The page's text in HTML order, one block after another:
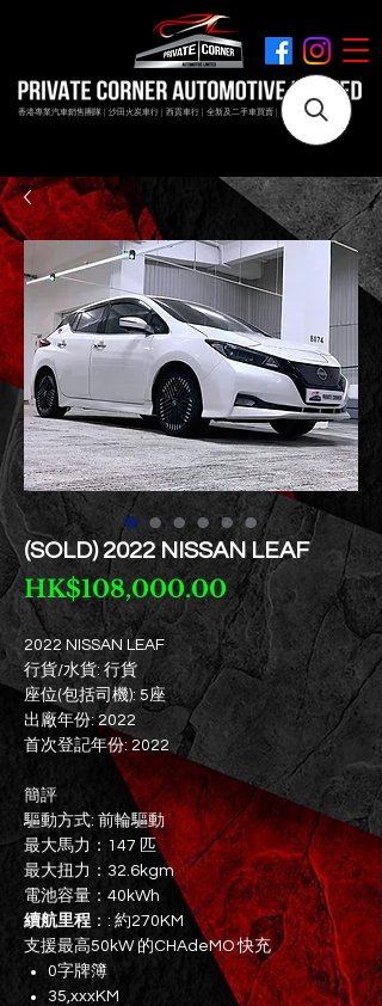
香港專業汽車銷售團隊 | 沙田火炭車行 | 西貢車行 | 全新及二手車買賣 | 最短時間極速成交
(SOLD) 2022 NISSAN LEAF
HK$108,000.00價
格
2022 NISSAN LEAF
行貨/水貨: 行貨
座位(包括司機): 5座
出廠年份: 2022
首次登記年份: 2022
簡評
驅動方式: 前輪驅動
最大馬力：147 匹
最大扭力：32.6kgm
電池容量：40kWh
續航里程 ：: 約270KM
支援最高50kW 的CHAdeMO 快充
0字牌簿
35,xxxKM